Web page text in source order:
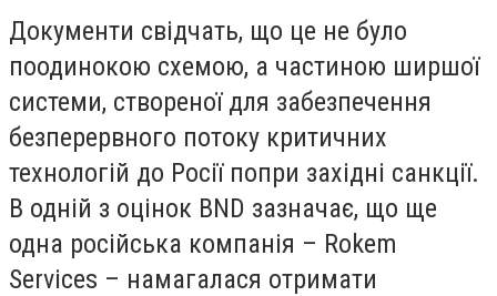
Документи свідчать, що це не було
поодинокою схемою, а частиною ширшої
системи, створеної для забезпечення
безперервного потоку критичних
технологій до Росії попри західні санкції.
В одній з оцінок BND зазначає, що ще
одна російська компанія – Rokem
Services – намагалася отримати